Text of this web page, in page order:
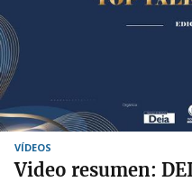
VÍDEOS
Video resumen: